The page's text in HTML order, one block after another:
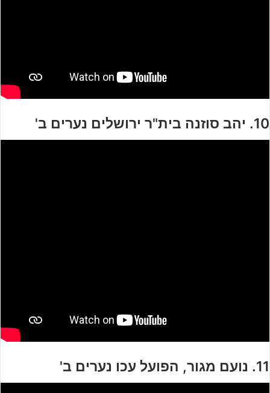
10. יהב סוזנה בית"ר ירושלים נערים ב'
11. נועם מגור, הפועל עכו נערים ב'